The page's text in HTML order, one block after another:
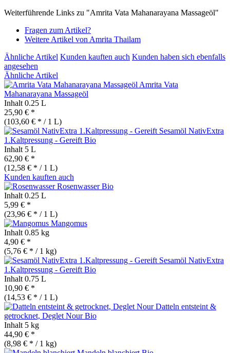
Weiterführende Links zu "Amrita Vata Mahanarayana Massageöl"
Fragen zum Artikel?
Weitere Artikel von Amrita Thailam
Ähnliche Artikel Kunden kauften auch Kunden haben sich ebenfalls
angesehen
Ähnliche Artikel
Amrita Vata
Mahanarayana Massageöl
Inhalt 0.25 L
25,90 € *
(103,60 € * / 1 L)
Sesamöl NativExtra
1.Kaltpressung - Gereift Bio
Inhalt 5 L
62,90 € *
(12,58 € * / 1 L)
Kunden kauften auch
RosenwasserBio
Inhalt 0.25 L
5,99 € *
(23,96 € * / 1 L)
Mangomus
Inhalt 0.85 kg
4,90 € *
(5,76 € * / 1 kg)
Sesamöl NativExtra
1.Kaltpressung - Gereift Bio
Inhalt 0.75 L
10,90 € *
(14,53 € * / 1 L)
Datteln entsteint &
getrocknet, Deglet NourBio
Inhalt 5 kg
44,90 € *
(8,98 € * / 1 kg)